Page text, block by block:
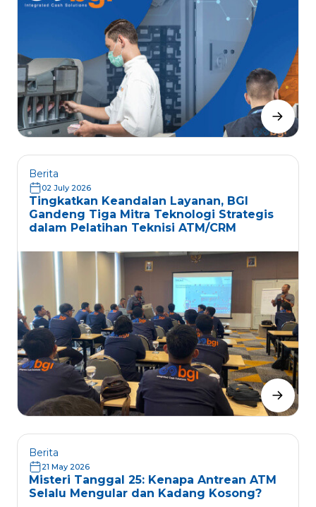
Berita
02 July 2026
Tingkatkan Keandalan Layanan, BGI
Gandeng Tiga Mitra Teknologi Strategis
dalam Pelatihan Teknisi ATM/CRM
Berita
21 May 2026
Misteri Tanggal 25: Kenapa Antrean ATM
Selalu Mengular dan Kadang Kosong?